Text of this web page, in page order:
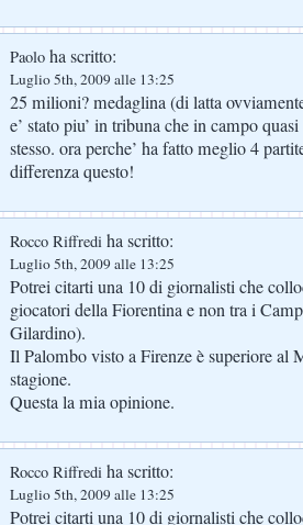
Paolo ha scritto:
Luglio 5th, 2009 alle 13:25
25 milioni? medaglina (di latta
e’ stato piu’ in tribuna che in campo
stesso. ora perche’ ha fatto meglio 4
differenza questo!
Rocco Riffredi ha scritto:
Luglio 5th, 2009 alle 13:25
Potrei citarti una 10 di giornalisti che
giocatori della Fiorentina e non tra i
Gilardino).
Il Palombo visto a Firenze è superiore al
stagione.
Questa la mia opinione.
Rocco Riffredi ha scritto:
Luglio 5th, 2009 alle 13:25
Potrei citarti una 10 di giornalisti che